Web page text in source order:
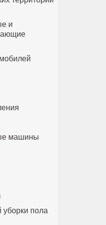
и
машины
уборки пола